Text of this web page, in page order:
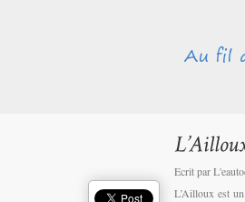
Ecrit par
L’Ailloux est